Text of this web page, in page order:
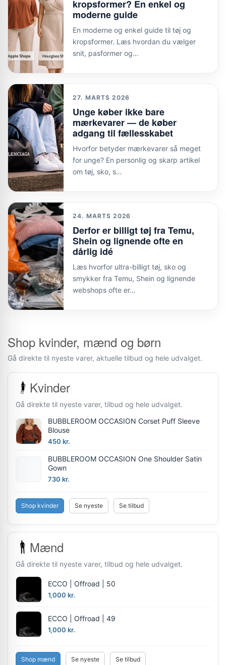
kropsformer? En enkel og
moderne guide
En moderne og enkel guide til tøj og
kropsformer. Læs hvordan du vælger
snit, pasformer og…
27. MARTS 2026
Unge køber ikke bare
mærkevarer — de køber
adgang til fællesskabet
Hvorfor betyder mærkevarer så meget
for unge? En personlig og skarp artikel
om tøj, sko, s…
24. MARTS 2026
Derfor er billigt tøj fra Temu,
Shein og lignende ofte en
dårlig idé
Læs hvorfor ultra-billigt tøj, sko og
smykker fra Temu, Shein og lignende
webshops ofte er…
Shop kvinder, mænd og børn
Gå direkte til nyeste varer, aktuelle tilbud og hele udvalget.
Kvinder
Gå direkte til nyeste varer, tilbud og hele udvalget.
BUBBLEROOM OCCASION Corset Puff Sleeve
Blouse
450 kr.
BUBBLEROOM OCCASION One Shoulder Satin
Gown
730 kr.
Shop kvinder Se nyeste Se tilbud
Mænd
Gå direkte til nyeste varer, tilbud og hele udvalget.
ECCO | Offroad | 50
1,000 kr.
ECCO | Offroad | 49
1,000 kr.
Shop mænd Se nyeste Se tilbud